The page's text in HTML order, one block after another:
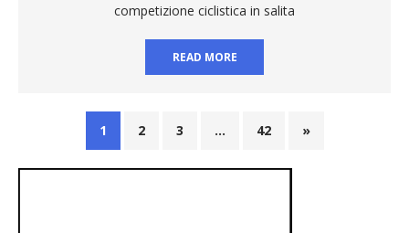
competizione ciclistica in salita
READ MORE
1 2 3 … 42 »